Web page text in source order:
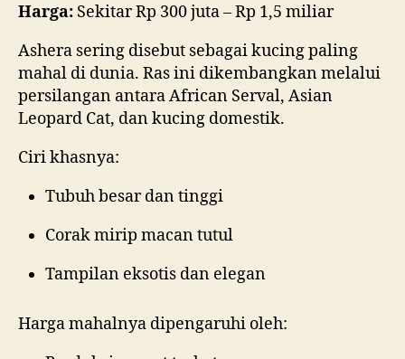
Harga: Sekitar Rp 300 juta – Rp 1,5 miliar
Ashera sering disebut sebagai kucing paling
mahal di dunia. Ras ini dikembangkan melalui
persilangan antara African Serval, Asian
Leopard Cat, dan kucing domestik.
Ciri khasnya:
Tubuh besar dan tinggi
Corak mirip macan tutul
Tampilan eksotis dan elegan
Harga mahalnya dipengaruhi oleh: